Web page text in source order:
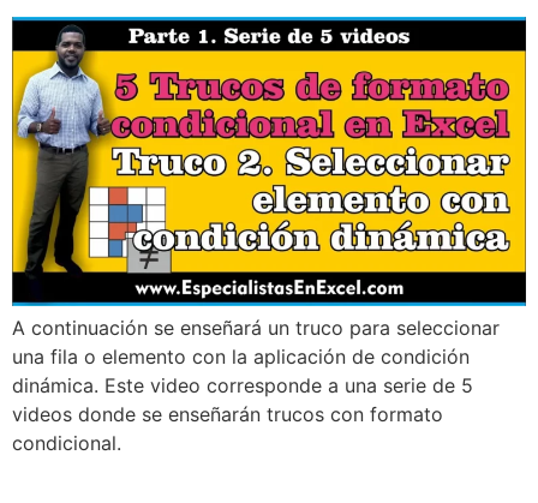
A continuación se enseñará un truco para seleccionar
una fila o elemento con la aplicación de condición
dinámica. Este video corresponde a una serie de 5
videos donde se enseñarán trucos con formato
condicional.